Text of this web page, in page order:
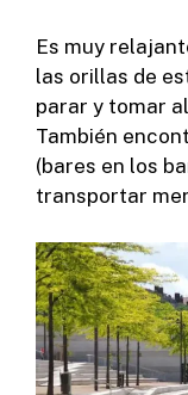
Es muy
las orillas de
parar y tomar
También
(bares en los
transportar